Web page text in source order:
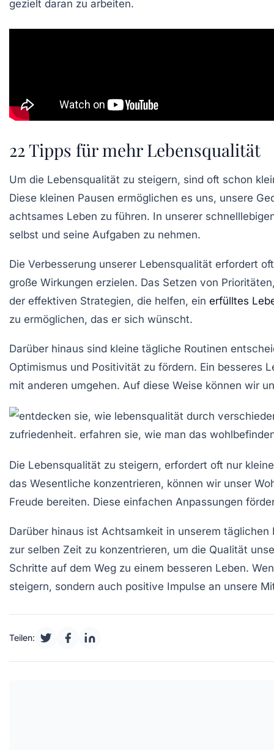
gezielt daran zu arbeiten.
22 Tipps für mehr Lebensqualität
Um die Lebensqualität zu steigern, sind oft schon
Diese kleinen Pausen ermöglichen es uns, unsere
achtsames Leben zu führen. In unserer
selbst und seine Aufgaben zu nehmen.
Die Verbesserung unserer Lebensqualität erfordert
große Wirkungen erzielen. Das Setzen von Prioritäten
der effektiven Strategien, die helfen, ein erfülltes
zu ermöglichen, das er sich wünscht.
Darüber hinaus sind kleine tägliche Routinen
Optimismus und Positivität zu fördern. Ein besseres
mit anderen umgehen. Auf diese Weise können wir
Die Lebensqualität zu steigern, erfordert oft nur
das Wesentliche konzentrieren, können wir unser
Freude bereiten. Diese einfachen Anpassungen
Darüber hinaus ist Achtsamkeit in unserem
zur selben Zeit zu konzentrieren, um die Qualität
Schritte auf dem Weg zu einem besseren Leben.
steigern, sondern auch positive Impulse an unsere
Teilen: